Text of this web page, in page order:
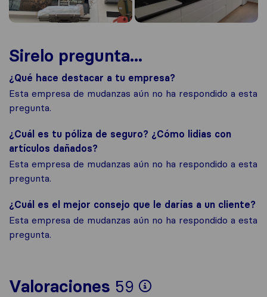
Sirelo pregunta...
¿Qué hace destacar a tu empresa?
Esta empresa de mudanzas aún no ha respondido a esta
pregunta.
¿Cuál es tu póliza de seguro? ¿Cómo lidias con
artículos dañados?
Esta empresa de mudanzas aún no ha respondido a esta
pregunta.
¿Cuál es el mejor consejo que le darías a un cliente?
Esta empresa de mudanzas aún no ha respondido a esta
pregunta.
Valoraciones 59
Para ofrecerte